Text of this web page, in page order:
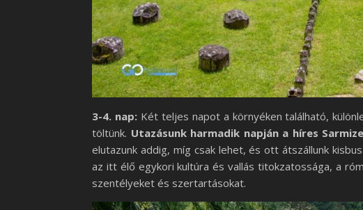
3-4. nap:Két teljes napot a környéken található,
töltünk. Utazásunk harmadik napján a híres
elutazunk addig, míg csak lehet, és ott átszállunk
az itt élő egykori kultúra és vallás titokzatossága, a
szentélyeket és szertartásokat.